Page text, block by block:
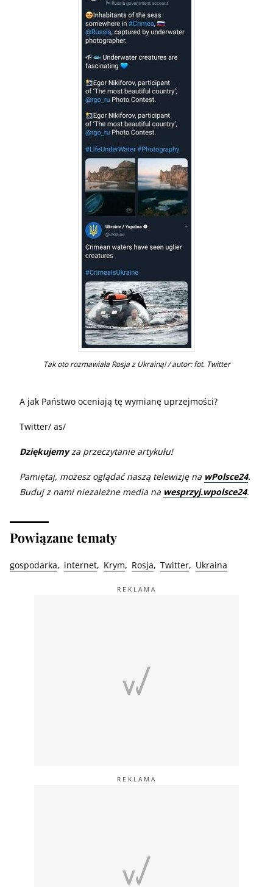
Tak oto rozmawiała Rosja z Ukrainą! / autor: fot. Twitter
A jak Państwo oceniają tę wymianę uprzejmości?
Twitter/ as/
Dziękujemyza przeczytanie artykułu!
Pamiętaj, możesz oglądać naszą telewizję na wPolsce24.
Buduj z nami niezależne media na wesprzyj.wpolsce24.
Powiązane tematy
gospodarka internet Krym Rosja Twitter Ukraina